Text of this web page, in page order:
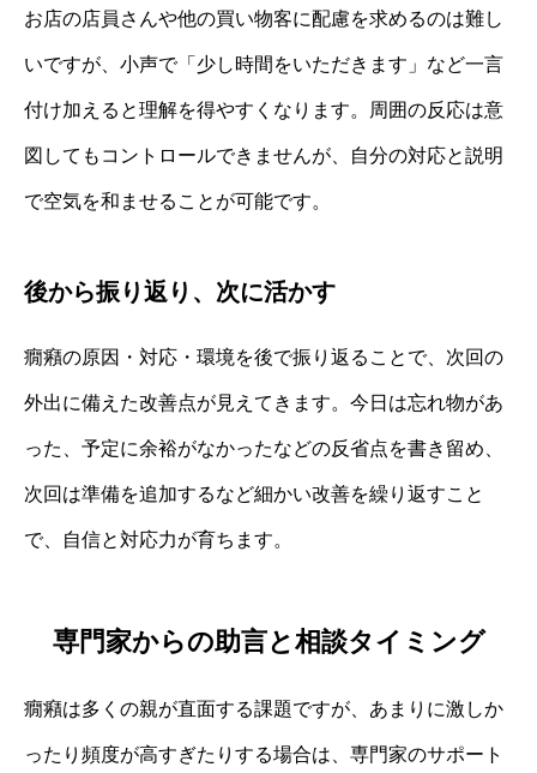
お店の店員さんや他の買い物客に配慮を求めるのは難し
いですが、小声で「少し時間をいただきます」など一言
付け加えると理解を得やすくなります。周囲の反応は意
図してもコントロールできませんが、自分の対応と説明
で空気を和ませることが可能です。
後から振り返り、次に活かす
癇癪の原因・対応・環境を後で振り返ることで、次回の
外出に備えた改善点が見えてきます。今日は忘れ物があ
った、予定に余裕がなかったなどの反省点を書き留め、
次回は準備を追加するなど細かい改善を繰り返すこと
で、自信と対応力が育ちます。
専門家からの助言と相談タイミング
癇癪は多くの親が直面する課題ですが、あまりに激しか
ったり頻度が高すぎたりする場合は、専門家のサポート